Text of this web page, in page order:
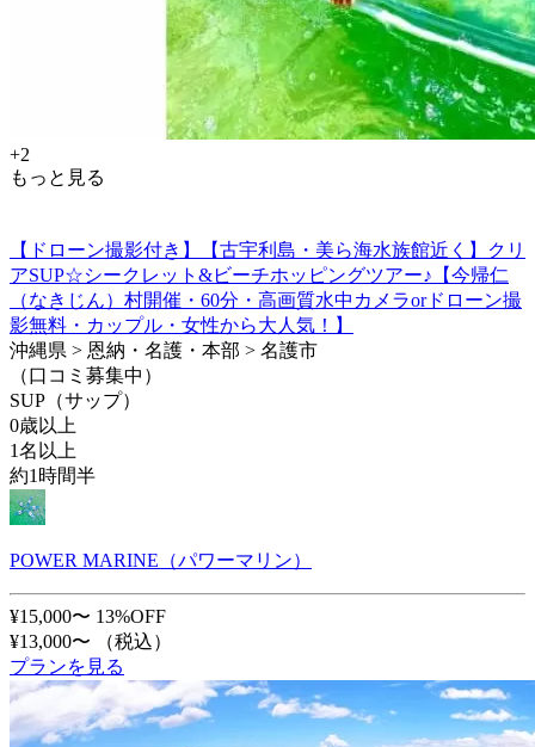
+2
もっと見る
【ドローン撮影付き】【古宇利島・美ら海水族館近く】クリ
アSUP☆シークレット&ビーチホッピングツアー♪【今帰仁
（なきじん）村開催・60分・高画質水中カメラorドローン撮
影無料・カップル・女性から大人気！】
沖縄県 > 恩納・名護・本部 > 名護市
（口コミ募集中）
SUP（サップ）
0歳以上
1名以上
約1時間半
POWER MARINE（パワーマリン）
¥15,000〜 13%OFF
¥13,000〜
（税込）
プランを見る